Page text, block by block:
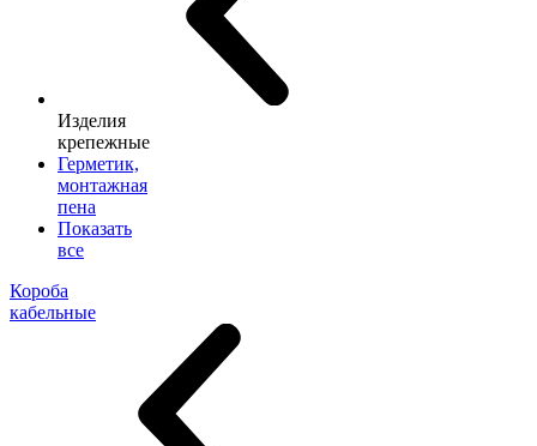
Изделия
крепежные
Герметик,
монтажная
пена
Показать
все
Короба
кабельные